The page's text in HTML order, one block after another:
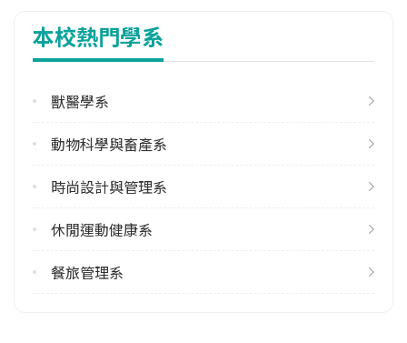
113學年度下學期
1
學系電話
屏東縣內埔鄉學府路1號
本校熱門學系
獸醫學系
動物科學與畜產系
時尚設計與管理系
休閒運動健康系
餐旅管理系